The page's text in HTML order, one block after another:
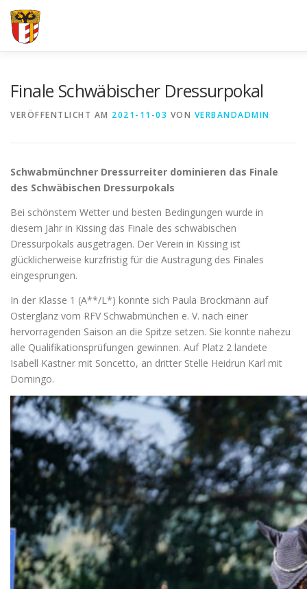
Zum
Inhalt
springen
Finale Schwäbischer Dressurpokal
VERÖFFENTLICHT AM 2021-11-03 VON VERBANDADMIN
Schwabmünchner Dressurreiter dominieren das Finale
des Schwäbischen Dressurpokals
Bei schönstem Wetter und besten Bedingungen wurde in
diesem Jahr in Kissing das Finale des schwäbischen
Dressurpokals ausgetragen. Der Verein in Kissing ist
glücklicherweise kurzfristig für die Austragung des Finales
eingesprungen.
In der Klasse 1 (A**/L*) konnte sich Paula Brockmann auf
Osterglanz vom RFV Schwabmünchen e. V. nach einer
hervorragenden Saison an die Spitze setzen. Sie konnte nahezu
alle Qualifikationsprüfungen gewinnen. Auf Platz 2 landete
Isabell Kastner mit Soncetto, an dritter Stelle Heidrun Karl mit
Domingo.